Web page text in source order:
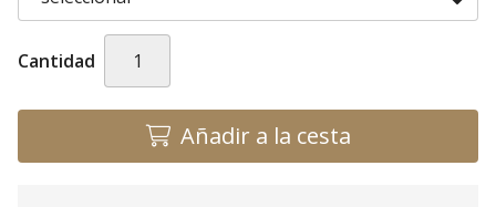
Cantidad
Añadir a la cesta